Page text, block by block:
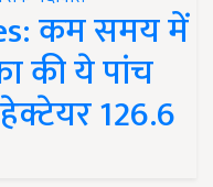
कम समय में
की ये पांच
126.6